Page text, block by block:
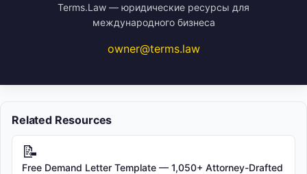
Terms.Law — юридические ресурсы для
международного бизнеса
owner@terms.law
Related Resources
📝
Free Demand Letter Template — 1,050+ Attorney-Drafted